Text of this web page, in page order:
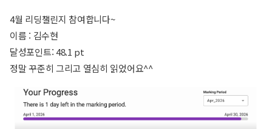
4월 리딩챌린지 참여합니다~
이름 : 김수현
달성포인트: 48.1 pt
정말 꾸준히 그리고 열심히 읽었어요^^